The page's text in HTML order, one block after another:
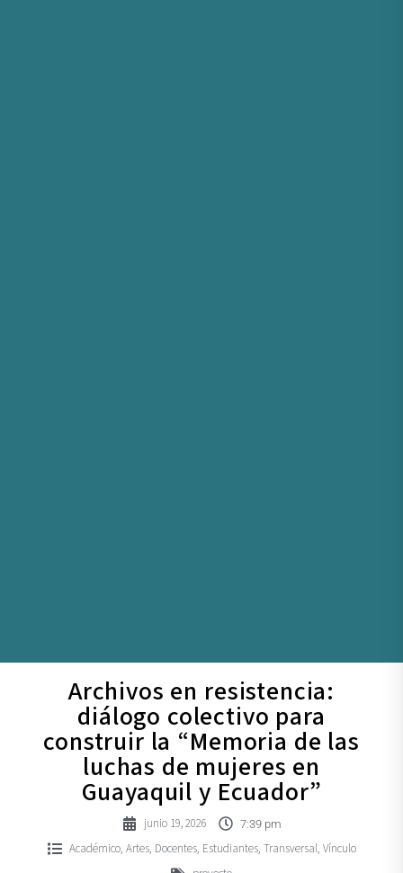
Archivos en resistencia:
diálogo colectivo para
construir la “Memoria de las
luchas de mujeres en
Guayaquil y Ecuador”
junio 19, 2026 7:39 pm
Académico, Artes, Docentes, Estudiantes, Transversal Vínculo